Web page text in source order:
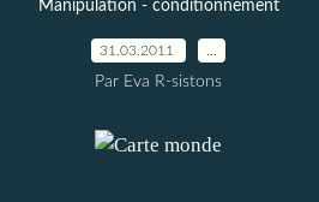
Manipulation - conditionnement
31.03.2011
Par Eva R-sistons